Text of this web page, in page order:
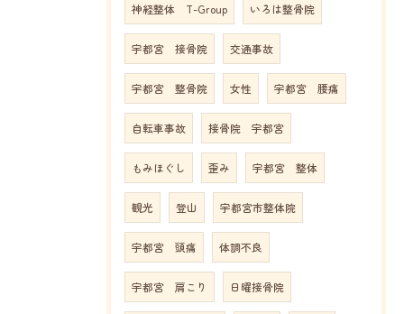
神経整体 T-Group いろは整骨院
宇都宮 接骨院 交通事故
宇都宮 整骨院 女性 宇都宮 腰痛
自転車事故 接骨院 宇都宮
もみほぐし 歪み 宇都宮 整体
観光 登山 宇都宮市整体院
宇都宮 頭痛 体調不良
宇都宮 肩こり 日曜接骨院